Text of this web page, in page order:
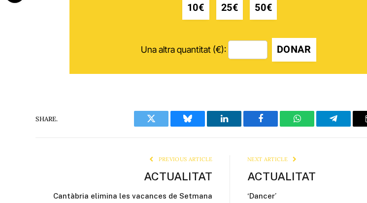
10€ 25€ 50€
Una altra quantitat (€): DONAR
SHARE.
Twitter Bluesky LinkedIn Facebook WhatsAppTelegram
PREVIOUS ARTICLE
ACTUALITAT
Cantàbria elimina les vacances de Setmana
NEXT ARTICLE
ACTUALITAT
‘Dancer’